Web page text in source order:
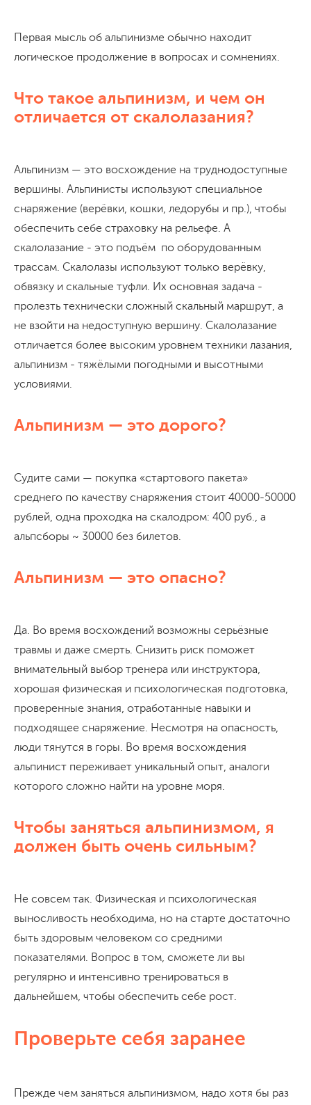
Первая мысль об альпинизме обычно находит
логическое продолжение в вопросах и сомнениях.
Что такое альпинизм, и чем он
отличается от скалолазания?
Альпинизм — это восхождение на труднодоступные
вершины. Альпинисты используют специальное
снаряжение (верёвки, кошки, ледорубы и пр.), чтобы
обеспечить себе страховку на рельефе. А
скалолазание - это подъём по оборудованным
трассам. Скалолазы используют только верёвку,
обвязку и скальные туфли. Их основная задача -
пролезть технически сложный скальный маршрут, а
не взойти на недоступную вершину. Скалолазание
отличается более высоким уровнем техники лазания,
альпинизм - тяжёлыми погодными и высотными
условиями.
Альпинизм — это дорого?
Судите сами — покупка «стартового пакета»
среднего по качеству снаряжения стоит 40000-50000
рублей, одна проходка на скалодром: 400 руб., а
альпсборы ~ 30000 без билетов.
Альпинизм — это опасно?
Да. Во время восхождений возможны серьёзные
травмы и даже смерть. Снизить риск поможет
внимательный выбор тренера или инструктора,
хорошая физическая и психологическая подготовка,
проверенные знания, отработанные навыки и
подходящее снаряжение. Несмотря на опасность,
люди тянутся в горы. Во время восхождения
альпинист переживает уникальный опыт, аналоги
которого сложно найти на уровне моря.
Чтобы заняться альпинизмом, я
должен быть очень сильным?
Не совсем так. Физическая и психологическая
выносливость необходима, но на старте достаточно
быть здоровым человеком со средними
показателями. Вопрос в том, сможете ли вы
регулярно и интенсивно тренироваться в
дальнейшем, чтобы обеспечить себе рост.
Проверьте себя заранее
Прежде чем заняться альпинизмом, надо хотя бы раз